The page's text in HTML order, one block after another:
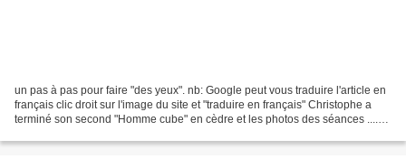
un pas à pas pour faire "des yeux". nb: Google peut vous traduire l'article en
français clic droit sur l'image du site et "traduire en français" Christophe a
terminé son second "Homme cube" en cèdre et les photos des séances ....